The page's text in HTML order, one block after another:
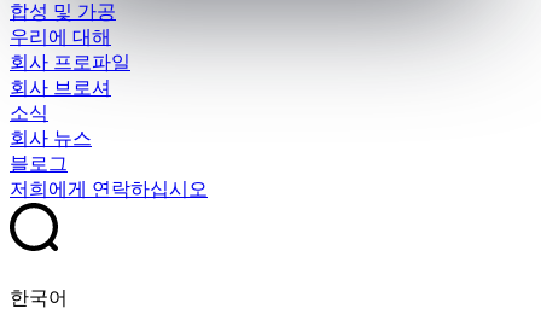
합성 및 가공
우리에 대해
회사 프로파일
회사 브로셔
소식
회사 뉴스
블로그
저희에게 연락하십시오
한국어